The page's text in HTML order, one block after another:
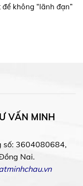
không “lãnh đạn”
VẤN MINH
số: 3604080684,
Nai.